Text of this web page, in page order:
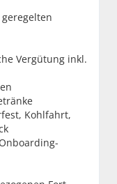
Vergütung inkl.
Kohlfahrt,